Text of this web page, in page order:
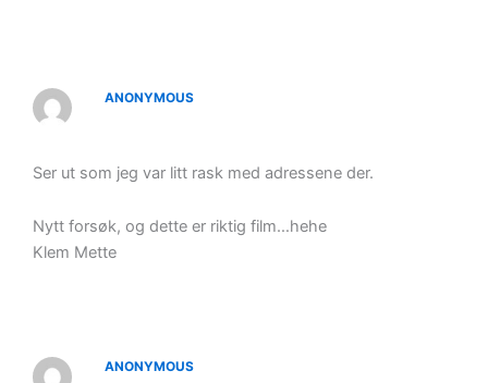
ANONYMOUS
Ser ut som jeg var litt rask med adressene der.
Nytt forsøk, og dette er riktig film…hehe
Klem Mette
ANONYMOUS